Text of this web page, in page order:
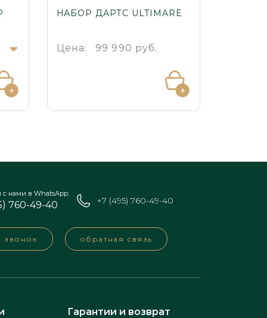
НАБОР ДАРТС ULTIMARE
Цена: 99 990 руб.
с нами в WhatsApp:
760-49-40 +7 (495) 760-49-40
звонок обратная связь
Гарантии и возврат